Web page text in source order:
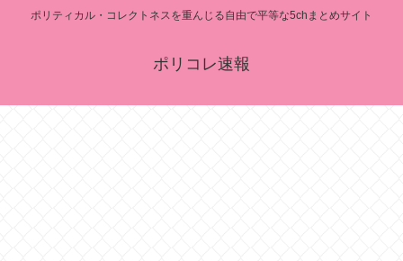
ポリティカル・コレクトネスを重んじる自由で平等な5chまとめサイト
ポリコレ速報